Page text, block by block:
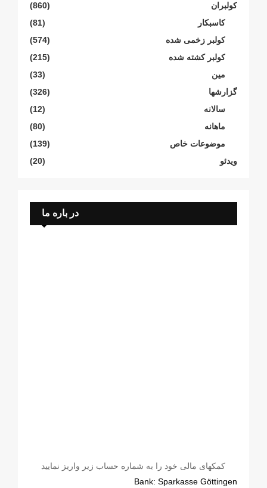
کولبران
(860)
کاسبکار
(81)
کولبر زخمی شدە
(574)
کولبر کشتە شدە
(215)
مین
(33)
گزارشها
(326)
سالانە
(12)
ماهانە
(80)
موضوعات خاص
(139)
ویدئو
(20)
در باره ما
کمکهای مالی خود را به شماره حساب زیر واریز نمایید
Bank: Sparkasse Göttingen